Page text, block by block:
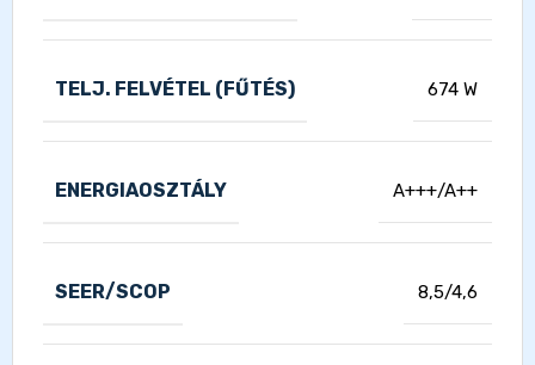
TELJ. FELVÉTEL (FŰTÉS) 674 W
ENERGIAOSZTÁLY A+++/A++
SEER/SCOP 8,5/4,6